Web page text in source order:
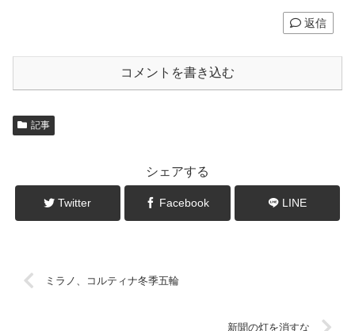
返信
コメントを書き込む
記事
シェアする
Twitter Facebook LINE
ミラノ、コルティナ冬季五輪
新聞の灯を消すな